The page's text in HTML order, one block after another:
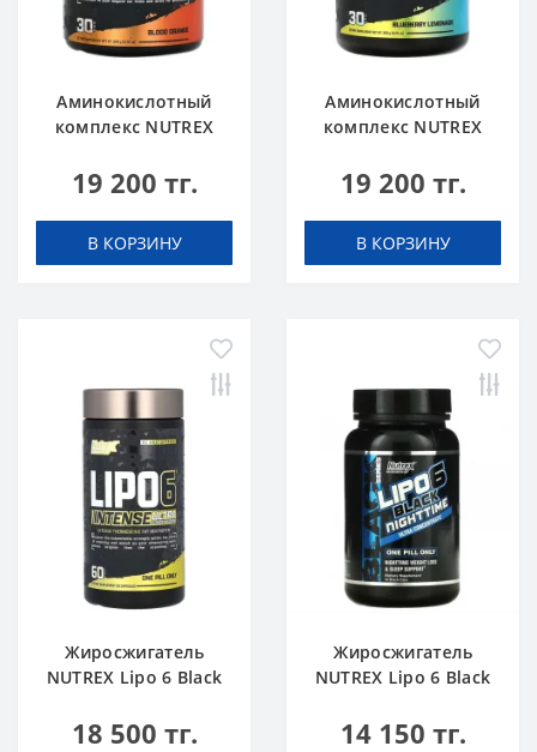
Аминокислотный
комплекс NUTREX
Апельсин
19 200 тг.
В КОРЗИНУ
Аминокислотный
комплекс NUTREX
Голубика Лимонад
19 200 тг.
В КОРЗИНУ
Жиросжигатель
NUTREX Lipo 6 Black
Concentrate 60 caps
18 500 тг.
Жиросжигатель
NUTREX Lipo 6 Black
Concentrate 30 caps
14 150 тг.